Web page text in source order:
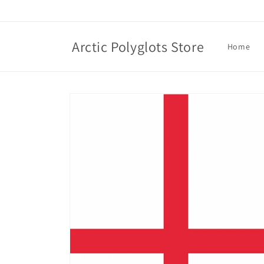
Arctic Polyglots Store Home